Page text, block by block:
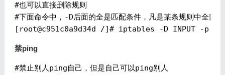
#也可以直接删除规则
#下面命令中，-D后面的全是匹配条件，凡是某条规则中全部
[ root@c951c0a9d34d
禁ping
#禁止别人ping自己，但是自己可以ping别人